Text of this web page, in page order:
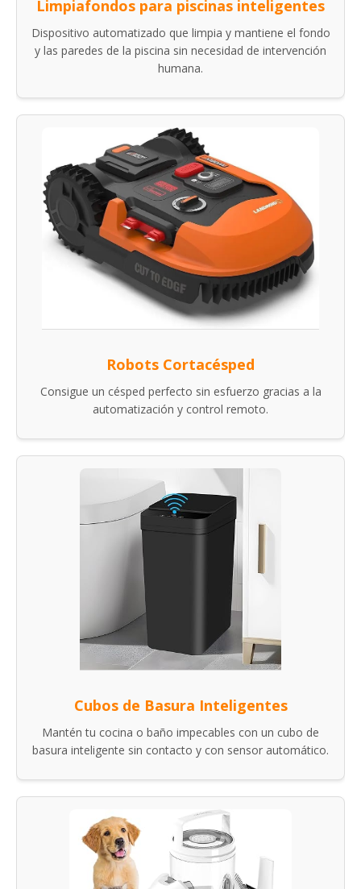
Limpiafondos para piscinas inteligentes
Dispositivo automatizado que limpia y mantiene el fondo
y las paredes de la piscina sin necesidad de intervención
humana.
Robots Cortacésped
Consigue un césped perfecto sin esfuerzo gracias a la
automatización y control remoto.
Cubos de Basura Inteligentes
Mantén tu cocina o baño impecables con un cubo de
basura inteligente sin contacto y con sensor automático.